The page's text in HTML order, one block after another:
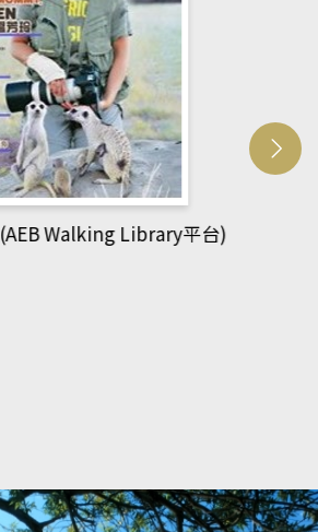
網管人(kono平台)